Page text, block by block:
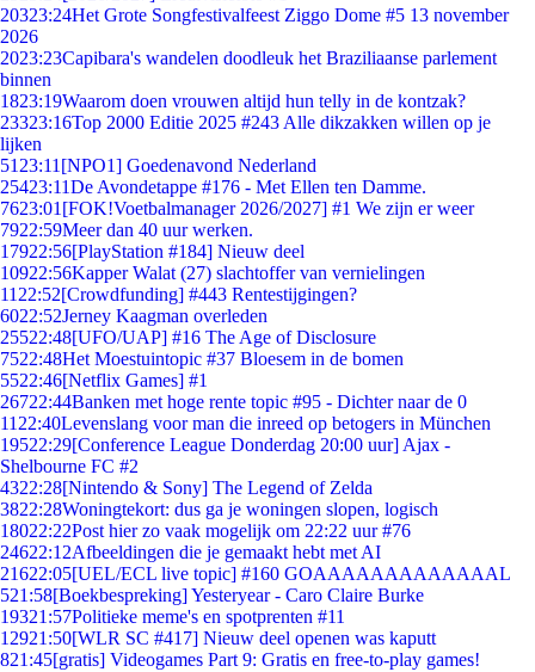
20323:24Het Grote Songfestivalfeest Ziggo Dome #5 13 november
2026
2023:23Capibara's wandelen doodleuk het Braziliaanse parlement
binnen
1823:19Waarom doen vrouwen altijd hun telly in de kontzak?
23323:16Top 2000 Editie 2025 #243 Alle dikzakken willen op je
lijken
51 23:11 [NPO1] Goedenavond Nederland
25423:11De Avondetappe #176 - Met Ellen ten Damme.
7623:01 [FOK!Voetbalmanager 2026/2027] #1 We zijn er weer
7922:59Meer dan 40 uur werken.
17922:56[PlayStation #184] Nieuw deel
10922:56Kapper Walat (27) slachtoffer van vernielingen
11 22:52[Crowdfunding] #443 Rentestijgingen?
6022:52Jerney Kaagman overleden
25522:48[UFO/UAP] #16 The Age of Disclosure
7522:48Het Moestuintopic #37 Bloesem in de bomen
5522:46[Netflix Games] #1
26722:44Banken met hoge rente topic #95 - Dichter naar de 0
11 22:40Levenslang voor man die inreed op betogers in München
19522:29[Conference League Donderdag 20:00 uur] Ajax -
Shelbourne FC #2
4322:28[Nintendo & Sony] The Legend of Zelda
3822:28Woningtekort: dus ga je woningen slopen, logisch
18022:22Post hier zo vaak mogelijk om 22:22 uur #76
24622:12Afbeeldingen die je gemaakt hebt met AI
21622:05[UEL/ECL live topic] #160 GOAAAAAAAAAAAAAL
521:58[Boekbespreking] Yesteryear - Caro Claire Burke
19321:57Politieke meme's en spotprenten #11
12921:50[WLR SC #417] Nieuw deel openen was kaputt
821:45[gratis] Videogames Part 9: Gratis en free-to-play games!